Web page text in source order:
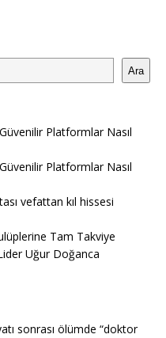
Ara
Platformlar Nasıl
Platformlar Nasıl
vefattan kıl hissesi
Tam Takviye
Uğur Doğanca
sonrası ölümde “doktor